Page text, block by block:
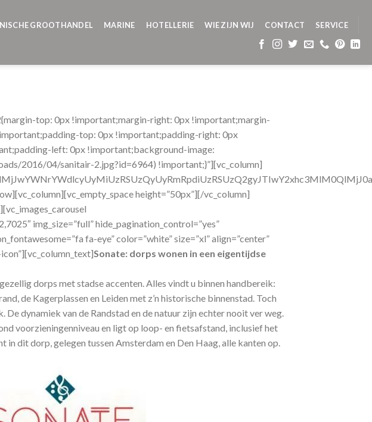
GROOTHANDEL MARINE HOTELLERIE WIE ZIJN WIJ CONTACT SERVICE
top: 0px !important;margin-right: 0px !important;margin-
top: 0px !important;padding-right: 0px
left: 0px !important;background-image:
2016/04/sanitair-2.jpg?id=6964) !important;}”][vc_column]
height=”50px”][/vc_column]
img_size=”full” hide_pagination_control=”yes”
fa-eye” color=”white” size=”xl” align=”center”
Sonate: dorps wonen in een eigentijdse
dorps met stadse accenten. Alles vindt u binnen handbereik:
de Kagerplassen en Leiden met z’n historische binnenstad. Toch
dynamiek van de Randstad en de natuur zijn echter nooit ver weg.
voorzieningenniveau en ligt op loop- en fietsafstand, inclusief het
dit dorp, gelegen tussen Amsterdam en Den Haag, alle kanten op.